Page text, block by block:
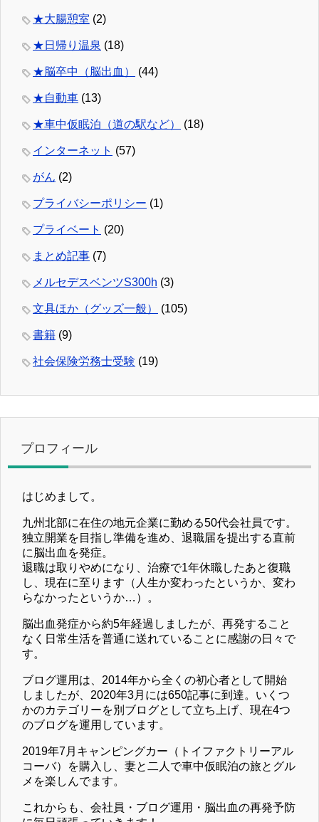
★大腸憩室 (2)
★日帰り温泉 (18)
★脳卒中（脳出血） (44)
★自動車 (13)
★車中仮眠泊（道の駅など） (18)
インターネット (57)
がん (2)
プライバシーポリシー (1)
プライベート (20)
まとめ記事 (7)
メルセデスベンツS300h (3)
文具ほか（グッズ一般） (105)
書籍 (9)
社会保険労務士受験 (19)
プロフィール
はじめまして。
九州北部に在住の地元企業に勤める50代会社員です。
独立開業を目指し準備を進め、退職届を提出する直前
に脳出血を発症。
退職は取りやめになり、治療で1年休職したあと復職
し、現在に至ります（人生か変わったというか、変わ
らなかったというか…）。
脳出血発症から約5年経過しましたが、再発すること
なく日常生活を普通に送れていることに感謝の日々で
す。
ブログ運用は、2014年から全くの初心者として開始
しましたが、2020年3月には650記事に到達。いくつ
かのカテゴリーを別ブログとして立ち上げ、現在4つ
のブログを運用しています。
2019年7月キャンピングカー（トイファクトリーアル
コーバ）を購入し、妻と二人で車中仮眠泊の旅とグル
メを楽しんでます。
これからも、会社員・ブログ運用・脳出血の再発予防